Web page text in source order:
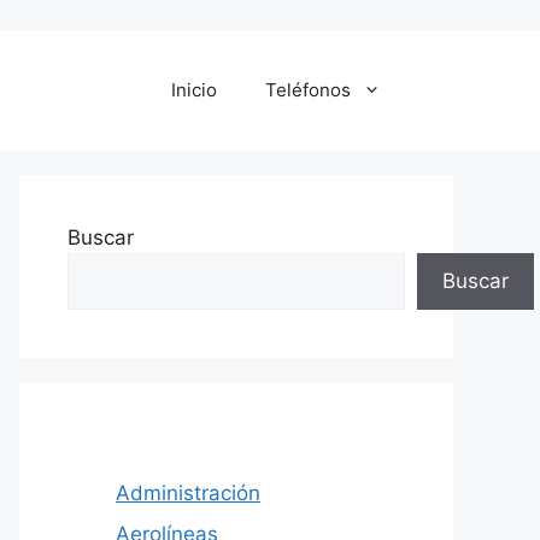
Inicio Teléfonos
Buscar
Buscar
Administración
Aerolíneas